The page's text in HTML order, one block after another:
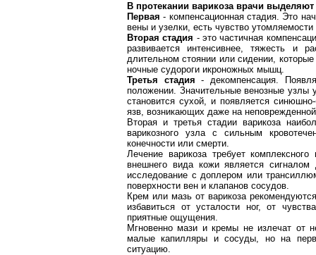
В протекании варикозаврачи выделяют
Первая - компенсационная стадия. Это
вены и узелки, есть чувство утомляемости
Вторая стадия - это частичная
развивается интенсивнее, тяжесть и
длительном стоянии или сидении,
ночные судороги икроножных мышц.
Третья стадия - декомпенсация.
положении. Значительные венозные узлы
становится сухой, и появляется
язв, возникающих даже на
Вторая и третья стадии варикоза
варикозного узла с сильным
конечности или смерти.
Лечение варикозатребует
внешнего вида кожи является
исследование сдоплером или
поверхности вен и клапанов сосудов.
Крем или мазь от варикоза
избавиться от усталости ног, от
приятные ощущения.
Мгновенно мази и кремы не излечат от
малые капилляры и сосуды, но на
ситуацию.